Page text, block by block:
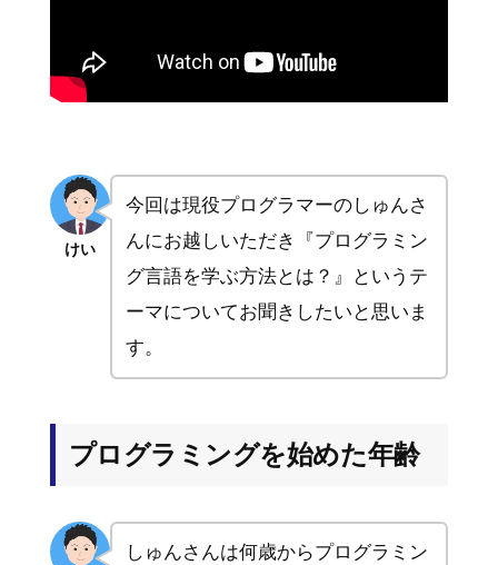
けい
今回は現役プログラマーのしゅんさ
んにお越しいただき『プログラミン
グ言語を学ぶ方法とは？』というテ
ーマについてお聞きしたいと思いま
す。
プログラミングを始めた年齢
しゅんさんは何歳からプログラミン